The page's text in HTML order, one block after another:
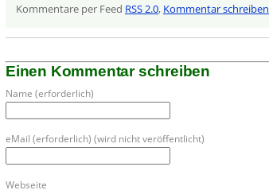
Kommentare per Feed RSS 2.0, Kommentar schreiben
Einen Kommentar schreiben
Name (erforderlich)
eMail (erforderlich) (wird nicht veröffentlicht)
Webseite